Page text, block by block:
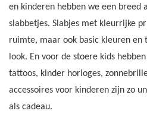
en kinderen hebben we een breed
slabbetjes. Slabjes met kleurrijke
ruimte, maar ook basic kleuren en
look. En voor de stoere kids
tattoos, kinder horloges,
accessoires voor kinderen zijn zo
als cadeau.